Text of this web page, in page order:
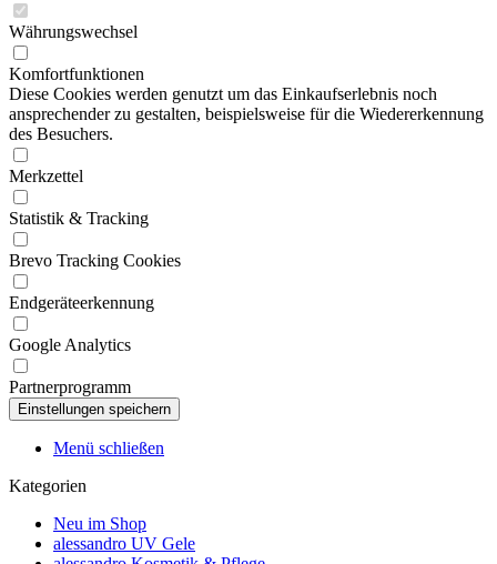
Währungswechsel
Komfortfunktionen
Diese Cookies werden genutzt um das Einkaufserlebnis noch
ansprechender zu gestalten, beispielsweise für die Wiedererkennung
des Besuchers.
Merkzettel
Statistik & Tracking
Brevo Tracking Cookies
Endgeräteerkennung
Google Analytics
Partnerprogramm
Menü schließen
Kategorien
Neu im Shop
alessandro UV Gele